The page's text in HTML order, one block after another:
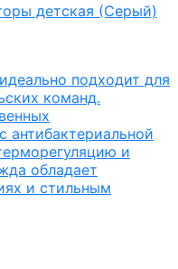
детская (Серый)
подходит для
команд.
антибактериальной
и
обладает
и стильным